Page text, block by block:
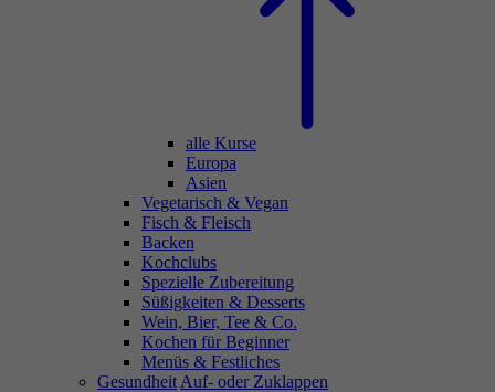
alle Kurse
Europa
Asien
Vegetarisch & Vegan
Fisch & Fleisch
Backen
Kochclubs
Spezielle Zubereitung
Süßigkeiten & Desserts
Wein, Bier, Tee & Co.
Kochen für Beginner
Menüs & Festliches
Gesundheit Auf- oder Zuklappen